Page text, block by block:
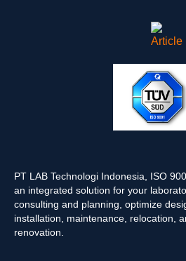
PT LAB Technologi Indonesia, ISO
an integrated solution for your
consulting and planning, optimize
installation, maintenance, relocation,
renovation.